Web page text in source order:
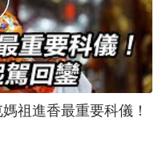
祖進香最重要科儀！